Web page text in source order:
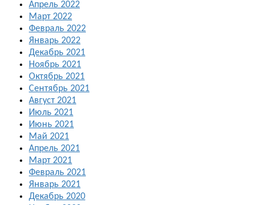
Апрель 2022
Март 2022
Февраль 2022
Январь 2022
Декабрь 2021
Ноябрь 2021
Октябрь 2021
Сентябрь 2021
Август 2021
Июль 2021
Июнь 2021
Май 2021
Апрель 2021
Март 2021
Февраль 2021
Январь 2021
Декабрь 2020